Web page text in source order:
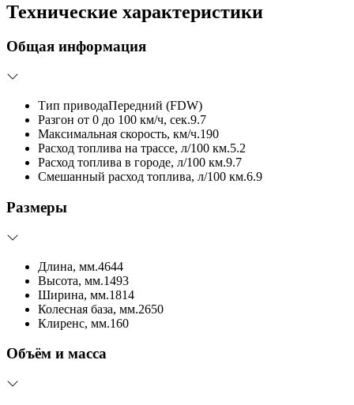
Технические характеристики
Общая информация
Тип приводаПередний (FDW)
Разгон от 0 до 100 км/ч, сек.9.7
Максимальная скорость, км/ч.190
Расход топлива на трассе, л/100 км.5.2
Расход топлива в городе, л/100 км.9.7
Смешанный расход топлива, л/100 км.6.9
Размеры
Длина, мм.4644
Высота, мм.1493
Ширина, мм.1814
Колесная база, мм.2650
Клиренс, мм.160
Объём и масса